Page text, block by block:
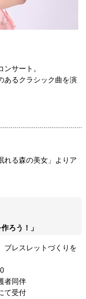
サート。
あるクラシック曲を演
れる森の美女」よりア
ろう！」
ブレスレットづくりを
者同伴
て受付